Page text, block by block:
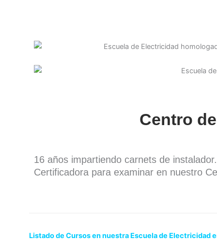
Centro
16 años impartiendo carnets de
Certificadora para examinar en nuestro
Listado de Cursos en nuestra Escuela de Electricidad